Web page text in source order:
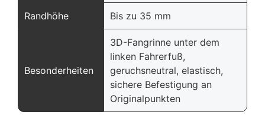
Randhöhe Bis zu 35 mm
Besonderheiten
3D-Fangrinne unter dem
linken Fahrerfuß,
geruchsneutral, elastisch,
sichere Befestigung an
Originalpunkten